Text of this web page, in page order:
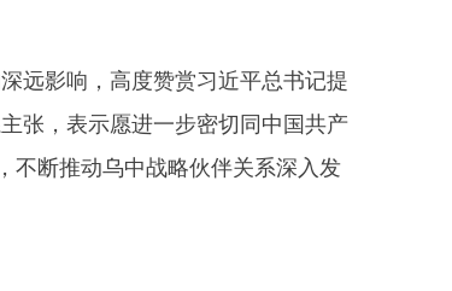
影响，高度赞赏习近平总书记提
张，表示愿进一步密切同中国共产
不断推动乌中战略伙伴关系深入发